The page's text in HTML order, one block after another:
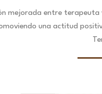
mejorada entre
una actitud